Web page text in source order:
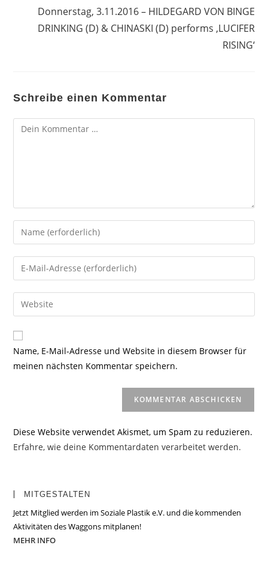
Donnerstag, 3.11.2016 – HILDEGARD VON BINGE
DRINKING (D) & CHINASKI (D) performs ‚LUCIFER
RISING‘
Schreibe einen Kommentar
Kommentar
Gib
deinen
Namen
oder
zum
Kommentieren
ein
Gib
deine
E-
Mail-
zum
Kommentieren
ein
Gib
deine
Website-
URL
Name, E-Mail-Adresse und Website in diesem Browser für
meinen nächsten Kommentar speichern.
Diese Website verwendet Akismet, um Spam zu reduzieren.
Erfahre, wie deine Kommentardaten verarbeitet werden.
MITGESTALTEN
Jetzt Mitglied werden im Soziale Plastik e.V. und die kommenden
Aktivitäten des Waggons mitplanen!
MEHR INFO